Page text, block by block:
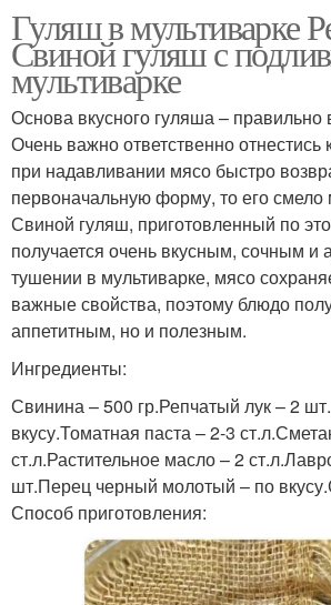
Гуляш в мультиварке
Свиной гуляш с
мультиварке
Основа вкусного гуляша –
Очень важно ответственно отнестись
при надавливании мясо быстро
первоначальную форму, то его смело
Свиной гуляш, приготовленный по
получается очень вкусным, сочным
тушении в мультиварке, мясо
важные свойства, поэтому блюдо
аппетитным, но и полезным.
Ингредиенты:
Свинина – 500 гр.Репчатый лук – 2
вкусу.Томатная паста – 2-3
ст.л.Растительное масло – 2
шт.Перец черный молотый – по
Способ приготовления: